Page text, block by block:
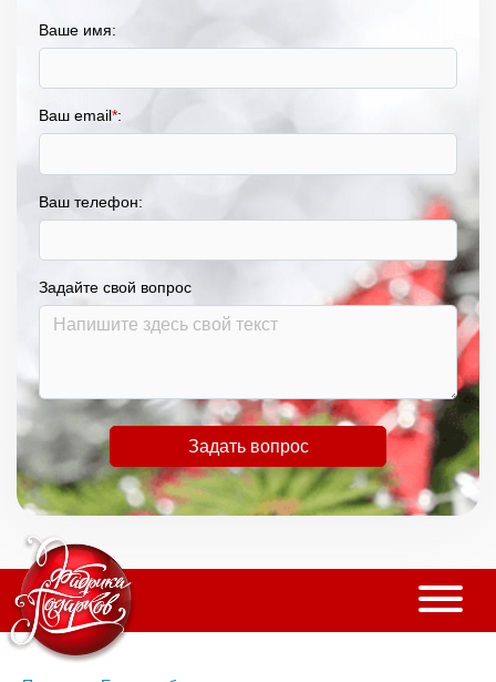
Ваше имя:
Ваш email*:
Ваш телефон:
Задайте свой вопрос
Задать вопрос